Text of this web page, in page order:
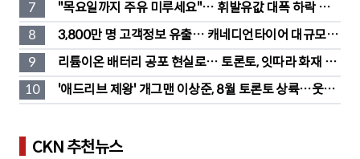
7
"목요일까지 주유 미루세요"… 휘발유값 대폭 하락 예
고
8
3,800만 명 고객정보 유출… 캐네디언타이어 대규모 집
단소송 직면
9
리튬이온 배터리 공포 현실로… 토론토, 잇따라 화재 발
생
10
'애드리브 제왕' 개그맨 이상준, 8월 토론토 상륙…웃음
폭탄 예고
CKN 추천뉴스